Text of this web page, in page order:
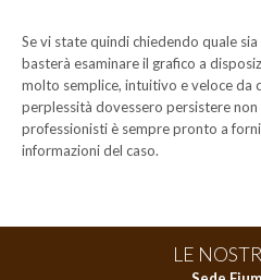
Se vi state quindi chiedendo quale sia
basterà esaminare il grafico a
molto semplice, intuitivo e veloce da
perplessità dovessero persistere
professionisti è sempre pronto a
informazioni del caso.
LE